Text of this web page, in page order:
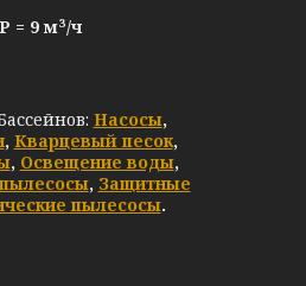
= 9 м³/ч
Насосы,
, Кварцевый песок,
, Освещение воды,
, Защитные
пылесосы.